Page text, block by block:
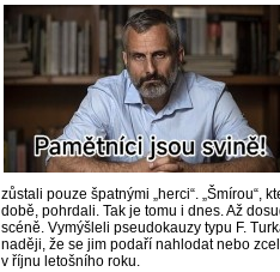
zůstali pouze špatnými „herci“. „Šmírou“,
době, pohrdali. Tak je tomu i dnes. Až
scéně. Vymýšleli pseudokauzy typu F.
naději, že se jim podaří nahlodat nebo
v říjnu letošního roku.